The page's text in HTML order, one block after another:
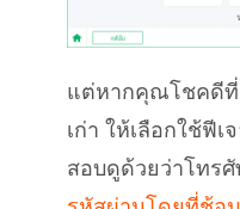
แต่หากคุณโชคดีที่
เก่า ให้เลือกใช้ฟี
สอบดูด้วยว่าโทร